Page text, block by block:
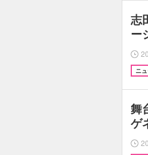
志
ー
ニ
舞
ゲ